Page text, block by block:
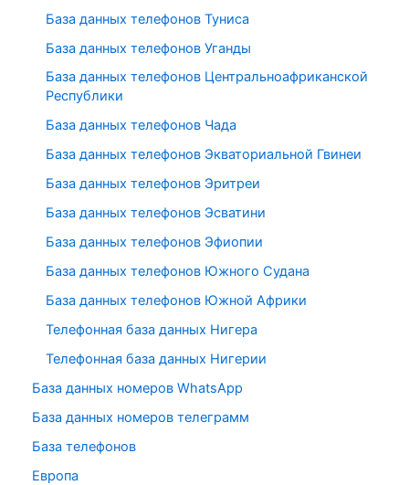
База данных телефонов Туниса
База данных телефонов Уганды
База данных телефонов Центральноафриканской
Республики
База данных телефонов Чада
База данных телефонов Экваториальной Гвинеи
База данных телефонов Эритреи
База данных телефонов Эсватини
База данных телефонов Эфиопии
База данных телефонов Южного Судана
База данных телефонов Южной Африки
Телефонная база данных Нигера
Телефонная база данных Нигерии
База данных номеров WhatsApp
База данных номеров телеграмм
База телефонов
Европа